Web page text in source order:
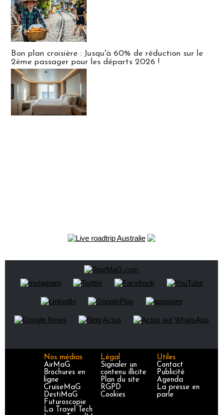
Bon plan croisière : Jusqu'à 60% de réduction sur le
2ème passager pour les départs 2026 !
Nos médias
AirMaG
Brochures en
ligne
CruiseMaG
DestiMaG
Futuroscopie
La Travel Tech
Légal
Signaler un
contenu illicite
Plan du site
RGPD
Cookies
Utiles
Contact
Publicité
Agenda
La presse en
parle